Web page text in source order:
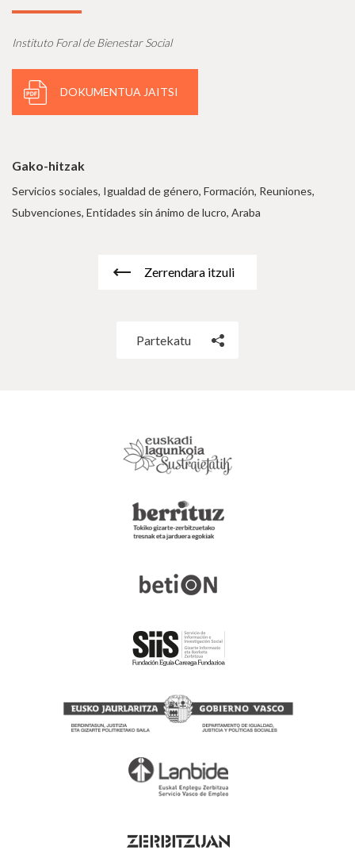
Instituto Foral de Bienestar Social
DOKUMENTUA JAITSI
Gako-hitzak
Servicios sociales, Igualdad de género, Formación, Reuniones,
Subvenciones, Entidades sin ánimo de lucro, Araba
Zerrendara itzuli
Partekatu